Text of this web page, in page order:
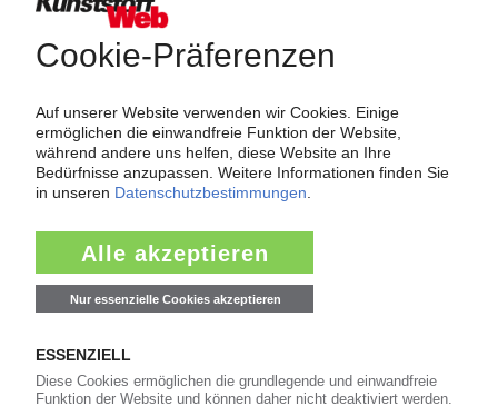
Force Majeure in der Kunststoffindustrie
Fragen und Antworten: Was Kunst­stoff­verarbeiter wissen müssen,
wenn der Lieferant nicht mehr liefert – Informationen zum
Themenkomplex Force Majeure, Corona und Kunststoff-
Jetzt lesen